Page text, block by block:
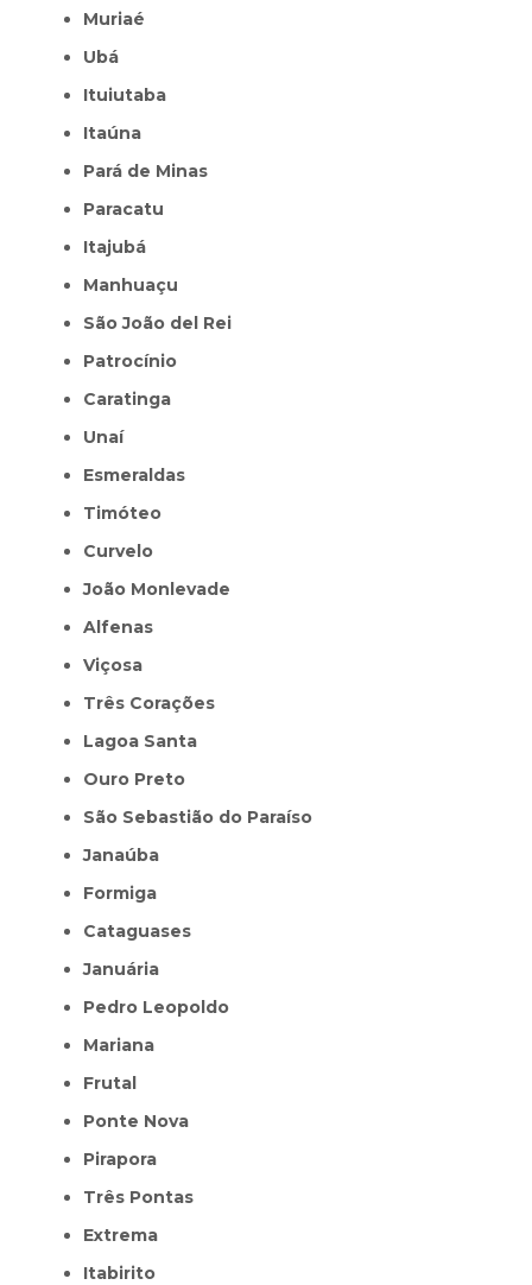
Muriaé
Ubá
Ituiutaba
Itaúna
Pará de Minas
Paracatu
Itajubá
Manhuaçu
São João del Rei
Patrocínio
Caratinga
Unaí
Esmeraldas
Timóteo
Curvelo
João Monlevade
Alfenas
Viçosa
Três Corações
Lagoa Santa
Ouro Preto
São Sebastião do Paraíso
Janaúba
Formiga
Cataguases
Januária
Pedro Leopoldo
Mariana
Frutal
Ponte Nova
Pirapora
Três Pontas
Extrema
Itabirito